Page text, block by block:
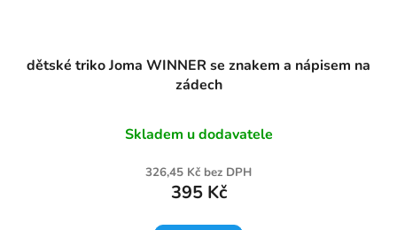
dětské triko Joma WINNER se znakem a nápisem na
zádech
Skladem u dodavatele
326,45 Kč bez DPH
395 Kč